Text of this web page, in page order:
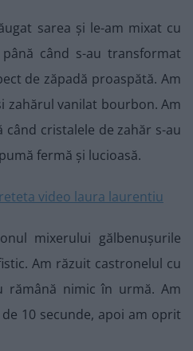
sarea și le-am mixat cu
când s-au transformat
de zăpadă proaspătă. Am
zahărul vanilat bourbon. Am
cristalele de zahăr s-au
fermă și lucioasă.
mixerului gălbenușurile
Am răzuit castronelul cu
rămână nimic în urmă. Am
10 secunde, apoi am oprit